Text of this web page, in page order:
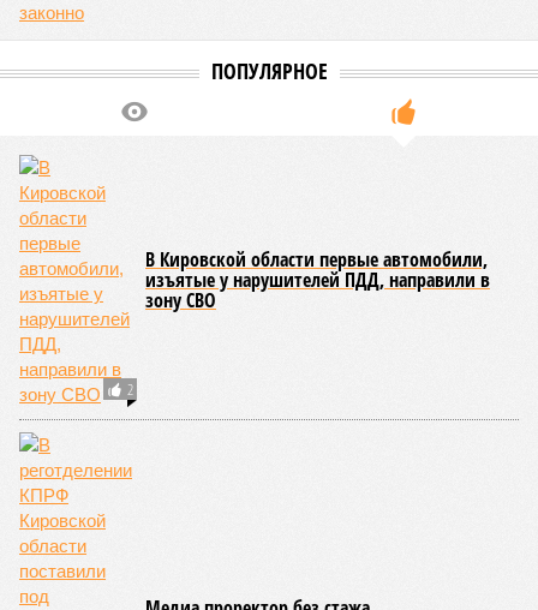
ПОПУЛЯРНОЕ
2
В Кировской области первые автомобили,
изъятые у нарушителей ПДД, направили в
зону СВО